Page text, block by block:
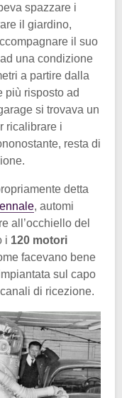
spazzare i
il giardino,
il suo
una condizione
a partire dalla
più risposto ad
si trovava un
ricalibrare i
resta di
detta
, automi
all’occhiello del
i 120 motori
facevano bene
sul capo
di ricezione.